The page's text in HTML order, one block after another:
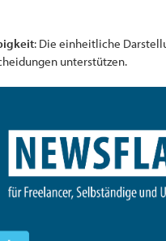
: Die einheitliche
unterstützen.